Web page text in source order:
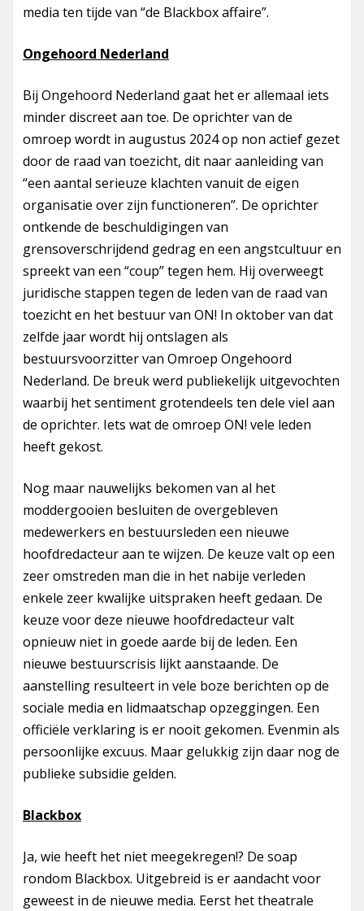
media ten tijde van “de Blackbox affaire”.
Ongehoord Nederland
Bij Ongehoord Nederland gaat het er allemaal iets
minder discreet aan toe. De oprichter van de
omroep wordt in augustus 2024 op non actief gezet
door de raad van toezicht, dit naar aanleiding van
“een aantal serieuze klachten vanuit de eigen
organisatie over zijn functioneren”. De oprichter
ontkende de beschuldigingen van
grensoverschrijdend gedrag en een angstcultuur en
spreekt van een “coup” tegen hem. Hij overweegt
juridische stappen tegen de leden van de raad van
toezicht en het bestuur van ON! In oktober van dat
zelfde jaar wordt hij ontslagen als
bestuursvoorzitter van Omroep Ongehoord
Nederland. De breuk werd publiekelijk uitgevochten
waarbij het sentiment grotendeels ten dele viel aan
de oprichter. Iets wat de omroep ON! vele leden
heeft gekost.
Nog maar nauwelijks bekomen van al het
moddergooien besluiten de overgebleven
medewerkers en bestuursleden een nieuwe
hoofdredacteur aan te wijzen. De keuze valt op een
zeer omstreden man die in het nabije verleden
enkele zeer kwalijke uitspraken heeft gedaan. De
keuze voor deze nieuwe hoofdredacteur valt
opnieuw niet in goede aarde bij de leden. Een
nieuwe bestuurscrisis lijkt aanstaande. De
aanstelling resulteert in vele boze berichten op de
sociale media en lidmaatschap opzeggingen. Een
officiële verklaring is er nooit gekomen. Evenmin als
persoonlijke excuus. Maar gelukkig zijn daar nog de
publieke subsidie gelden.
Blackbox
Ja, wie heeft het niet meegekregen!? De soap
rondom Blackbox. Uitgebreid is er aandacht voor
geweest in de nieuwe media. Eerst het theatrale